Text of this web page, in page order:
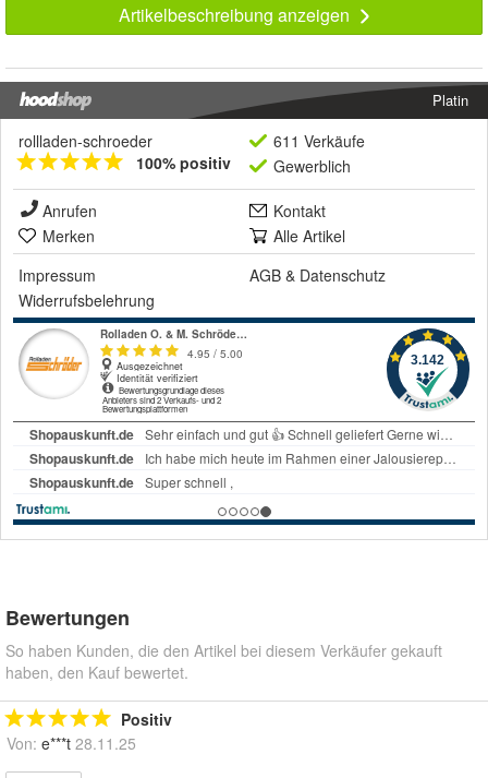
Artikelbeschreibung anzeigen
Platin
rollladen-schroeder
100% positiv
611 Verkäufe
Gewerblich
Anrufen
Kontakt
Merken
Alle Artikel
Impressum
AGB & Datenschutz
Widerrufsbelehrung
Bewertungen
So haben Kunden, die den Artikel bei diesem Verkäufer gekauft
haben, den Kauf bewertet.
Positiv
Von: e***t 28.11.25